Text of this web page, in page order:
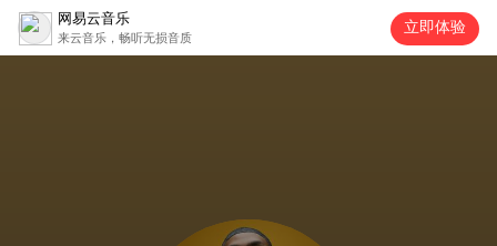
网易云音乐
来云音乐，畅听无损音质
立即体验